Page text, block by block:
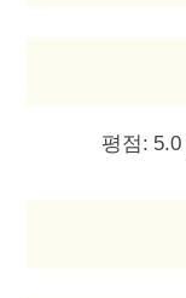
평점: 5.0